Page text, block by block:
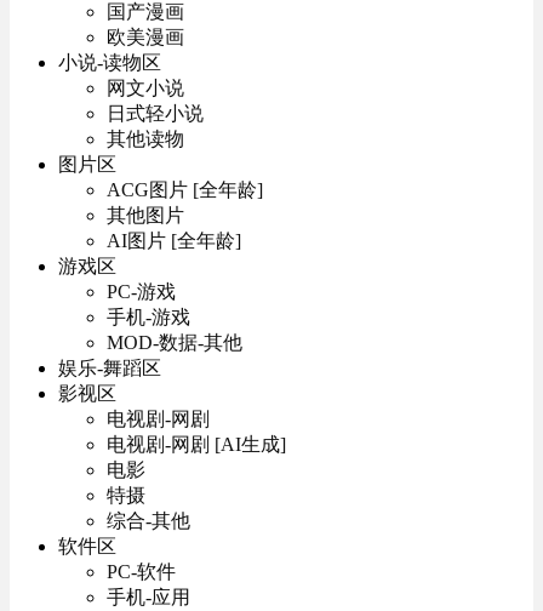
国产漫画
欧美漫画
小说-读物区
网文小说
日式轻小说
其他读物
图片区
ACG图片 [全年龄]
其他图片
AI图片 [全年龄]
游戏区
PC-游戏
手机-游戏
MOD-数据-其他
娱乐-舞蹈区
影视区
电视剧-网剧
电视剧-网剧 [AI生成]
电影
特摄
综合-其他
软件区
PC-软件
手机-应用